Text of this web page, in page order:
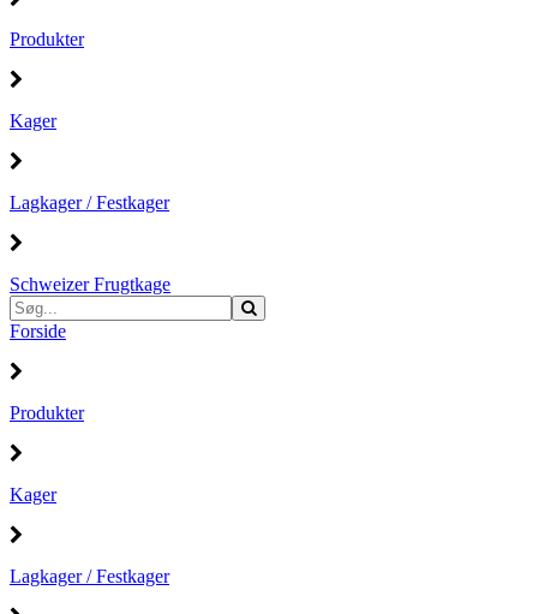
Produkter
Kager
Lagkager / Festkager
Schweizer Frugtkage
Forside
Produkter
Kager
Lagkager / Festkager